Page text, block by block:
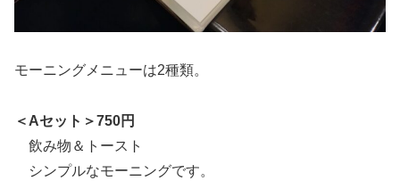
モーニングメニューは2種類。
＜Aセット＞750円
飲み物＆トースト
シンプルなモーニングです。